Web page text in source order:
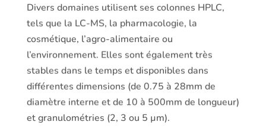
Divers domaines utilisent ses colonnes HPLC,
tels que la LC-MS, la pharmacologie, la
cosmétique, l’agro-alimentaire ou
l’environnement. Elles sont également très
stables dans le temps et disponibles dans
différentes dimensions (de 0.75 à 28mm de
diamètre interne et de 10 à 500mm de longueur)
et granulométries (2, 3 ou 5 µm).